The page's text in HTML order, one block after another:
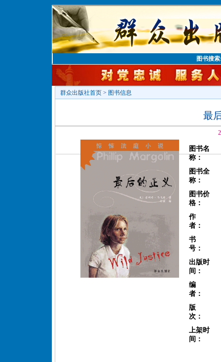
图书搜
群众出版社首页 > 图书信息
最
图书名
称：
图书全
称：
图书价
格：
作
者：
书
号：
出版时
间：
编
者：
版
次：
上架时
间：